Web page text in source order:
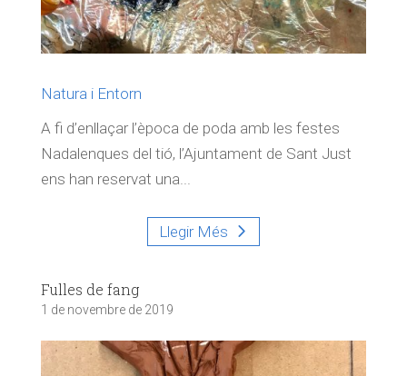
Natura i Entorn
A fi d’enllaçar l’època de poda amb les festes
Nadalenques del tió, l’Ajuntament de Sant Just
ens han reservat una...
Llegir Més
Fulles de fang
1 de novembre de 2019